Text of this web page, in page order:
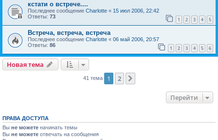
кстати о встрече....
Последнее сообщение Charlotte « 15 июл 2006, 22:42
Ответы: 73 1 2 3 4 5
Встреча, встреча, встреча
Последнее сообщение Charlotte « 06 май 2006, 20:57
Ответы: 86 1 2 3 4 5 6
Новая тема
41 тема 1 2
Перейти
ПРАВА ДОСТУПА
Вы не можете начинать темы
Вы не можете отвечать на сообщения